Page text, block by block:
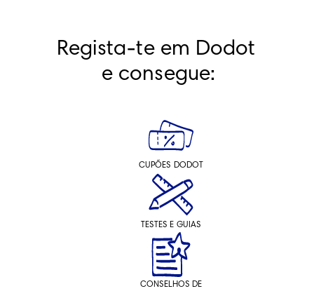
Regista-te em Dodot
e consegue:
CUPÕES DODOT
TESTES E GUIAS
CONSELHOS DE